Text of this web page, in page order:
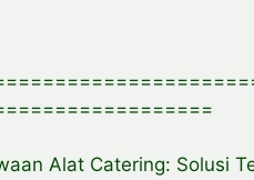
Alat Catering: Solusi